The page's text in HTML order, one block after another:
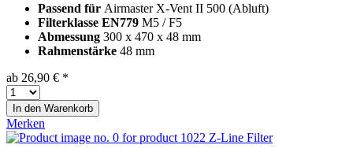
Passend für Airmaster X-Vent II 500 (Abluft)
Filterklasse EN779 M5 / F5
Abmessung 300 x 470 x 48 mm
Rahmenstärke 48 mm
ab 26,90 € *
In den Warenkorb
Merken
Z-Line Filter